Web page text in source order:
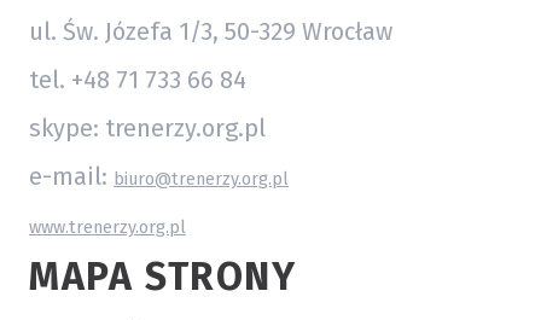
ul. Św. Józefa 1/3, 50-329 Wrocław
tel. +48 71 733 66 84
skype: trenerzy.org.pl
e-mail: biuro@trenerzy.org.pl
www.trenerzy.org.pl
MAPA STRONY